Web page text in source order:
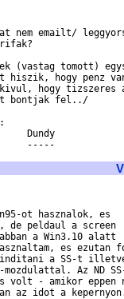
nem emailt/
(vastag tomott)
hogy penz
hogy tizszeres
bontjak fel../
Dundy
-----
ot hasznalok, es
de peldaul a screen
a Win3.10 alatt
es ezutan
a SS-t
Az ND
volt - amikor eppen
az idot a